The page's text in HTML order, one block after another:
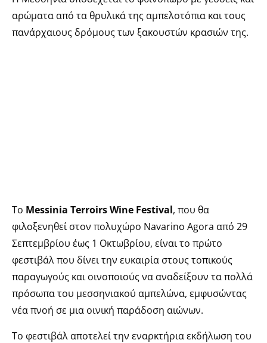
αρώματα από τα θρυλικά της αμπελοτόπια και τους
πανάρχαιους δρόμους των ξακουστών κρασιών της.
Το Messinia Terroirs Wine Festival, που θα
φιλοξενηθεί στον πολυχώρο Navarino Agora από 29
Σεπτεμβρίου έως 1 Οκτωβρίου, είναι το πρώτο
φεστιβάλ που δίνει την ευκαιρία στους τοπικούς
παραγωγούς και οινοποιούς να αναδείξουν τα πολλά
πρόσωπα του μεσσηνιακού αμπελώνα, εμφυσώντας
νέα πνοή σε μια οινική παράδοση αιώνων.
Το φεστιβάλ αποτελεί την εναρκτήρια εκδήλωση του